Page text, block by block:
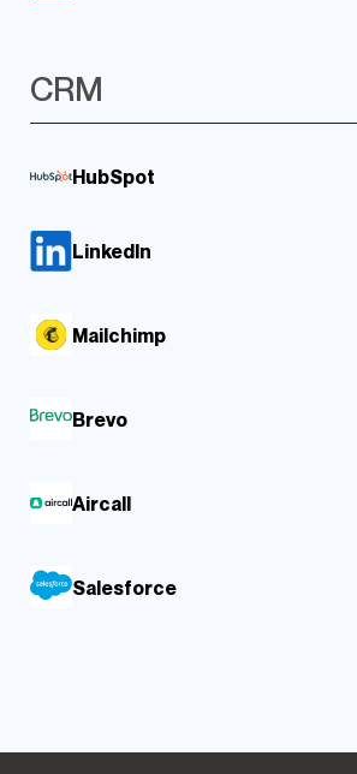
CRM
HubSpot
LinkedIn
Mailchimp
Brevo
Aircall
Salesforce